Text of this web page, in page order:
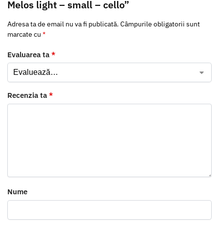
Melos light – small – cello”
Adresa ta de email nu va fi publicată. Câmpurile obligatorii sunt
marcate cu *
Evaluarea ta *
Recenzia ta *
Nume